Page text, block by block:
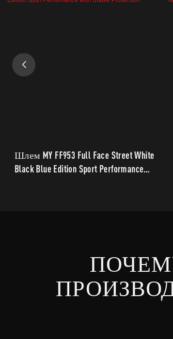
Шлем MY FF953 Full Face Street White
Black Blue Edition Sport Performance